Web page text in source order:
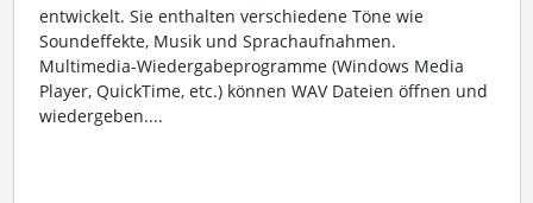
entwickelt. Sie enthalten verschiedene Töne wie
Soundeffekte, Musik und Sprachaufnahmen.
Multimedia-Wiedergabeprogramme (Windows Media
Player, QuickTime, etc.) können WAV Dateien öffnen und
wiedergeben....